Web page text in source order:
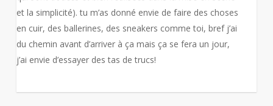
et la simplicité). tu m’as donné envie de faire des choses
en cuir, des ballerines, des sneakers comme toi, bref j’ai
du chemin avant d’arriver à ça mais ça se fera un jour,
j’ai envie d’essayer des tas de trucs!